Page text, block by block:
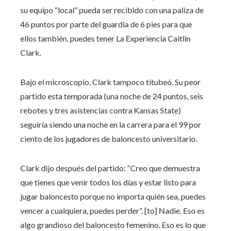
su equipo “local” pueda ser recibido con una paliza de
46 puntos por parte del guardia de 6 pies para que
ellos también. puedes tener La Experiencia Caitlin
Clark.
Bajo el microscopio, Clark tampoco titubeó. Su peor
partido esta temporada (una noche de 24 puntos, seis
rebotes y tres asistencias contra Kansas State)
seguiría siendo una noche en la carrera para el 99 por
ciento de los jugadores de baloncesto universitario.
Clark dijo después del partido: “Creo que demuestra
que tienes que venir todos los días y estar listo para
jugar baloncesto porque no importa quién sea, puedes
vencer a cualquiera, puedes perder”. [to] Nadie. Eso es
algo grandioso del baloncesto femenino. Eso es lo que